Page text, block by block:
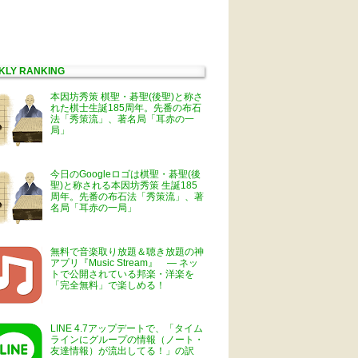
RANKING
本因坊秀策 棋聖・碁聖(後聖)と称さ
れた棋士生誕185周年。先番の布石
法「秀策流」、著名局「耳赤の一
局」
今日のGoogleロゴは棋聖・碁聖(後
聖)と称される本因坊秀策 生誕185
周年。先番の布石法「秀策流」、著
名局「耳赤の一局」
無料で音楽取り放題＆聴き放題の神
アプリ『Music Stream』 ― ネッ
トで公開されている邦楽・洋楽を
「完全無料」で楽しめる！
LINE 4.7アップデートで、「タイム
ラインにグループの情報（ノート・
友達情報）が流出してる！」の訳